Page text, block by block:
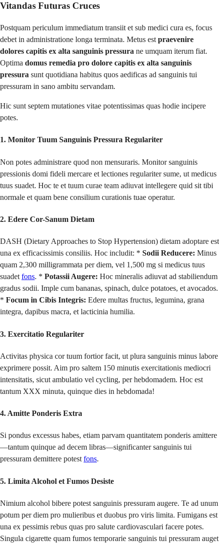
Vitandas Futuras Cruces
Postquam periculum immediatum transiit et sub medici cura es, focus
debet in administratione longa terminata. Metus est praevenire
dolores capitis ex alta sanguinis pressura ne umquam iterum fiat.
Optima domus remedia pro dolore capitis ex alta sanguinis
pressura sunt quotidiana habitus quos aedificas ad sanguinis tui
pressuram in sano ambitu servandam.
Hic sunt septem mutationes vitae potentissimas quas hodie incipere
potes.
1. Monitor Tuum Sanguinis Pressura Regulariter
Non potes administrare quod non mensuraris. Monitor sanguinis
pressionis domi fideli mercare et lectiones regulariter sume, ut medicus
tuus suadet. Hoc te et tuum curae team adiuvat intellegere quid sit tibi
normale et quam bene consilium curationis tuae operatur.
2. Edere Cor-Sanum Dietam
DASH (Dietary Approaches to Stop Hypertension) dietam adoptare est
una ex efficacissimis consiliis. Hoc includit: * Sodii Reducere: Minus
quam 2,300 milligrammata per diem, vel 1,500 mg si medicus tuus
suadet fons. * Potassii Augere: Hoc mineralis adiuvat ad stabiliendum
gradus sodii. Imple cum bananas, spinach, dulce potatoes, et avocados.
* Focum in Cibis Integris: Edere multas fructus, legumina, grana
integra, dapibus macra, et lacticinia humilia.
3. Exercitatio Regulariter
Activitas physica cor tuum fortior facit, ut plura sanguinis minus labore
exprimere possit. Aim pro saltem 150 minutis exercitationis mediocri
intensitatis, sicut ambulatio vel cycling, per hebdomadem. Hoc est
tantum XXX minuta, quinque dies in hebdomada!
4. Amitte Ponderis Extra
Si pondus excessus habes, etiam parvam quantitatem ponderis amittere
—tantum quinque ad decem libras—significanter sanguinis tui
pressuram demittere potest fons.
5. Limita Alcohol et Fumos Desiste
Nimium alcohol bibere potest sanguinis pressuram augere. Te ad unum
potum per diem pro mulieribus et duobus pro viris limita. Fumigans est
una ex pessimis rebus quas pro salute cardiovasculari facere potes.
Singula cigarette quam fumos temporarie sanguinis tui pressuram auget